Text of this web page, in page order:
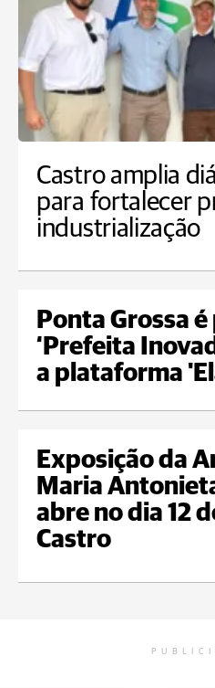
Castro amplia
para fortalecer
industrialização
Ponta Grossa
‘Prefeita
a plataforma
Exposição da
Maria
abre no dia 12
Castro